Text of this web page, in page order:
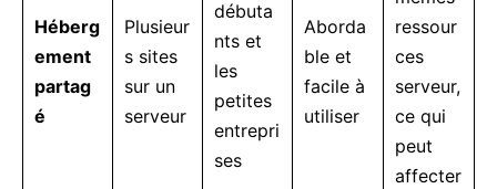
Héberg
ement
partag
é
Plusieur
s sites
sur un
serveur
débuta
nts et
les
petites
entrepri
ses
Aborda
ble et
facile à
utiliser
ressour
ces
serveur,
ce qui
peut
affecter